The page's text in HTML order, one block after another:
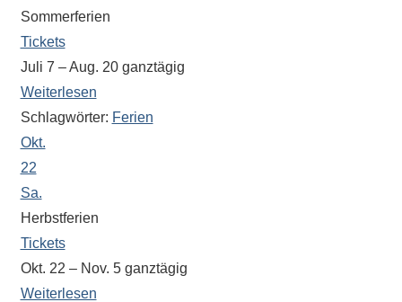
gibt
es
viele
Aktivitäten
an
unserer
Schule.
Ob
Sprach-,
Mathematik-
Sommerferien
Tickets
Juli 7 – Aug. 20 ganztägig
Weiterlesen
Schlagwörter: Ferien
Okt.
22
Sa.
Herbstferien
Tickets
Okt. 22 – Nov. 5 ganztägig
Weiterlesen